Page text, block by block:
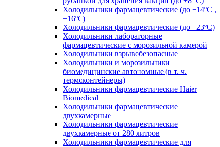
Холодильники фармацевтические (до +14ºС ,
+16ºС)
Холодильники фармацевтические (до +23ºС)
Холодильники лабораторные
фармацевтические с морозильной камерой
Холодильники взрывобезопасные
Холодильники и морозильники
биомедицинские автономные (в т. ч.
термоконтейнеры)
Холодильники фармацевтические Haier
Biomedical
Холодильники фармацевтические
двухкамерные
Холодильники фармацевтические
двухкамерные от 280 литров
Холодильники фармацевтические для